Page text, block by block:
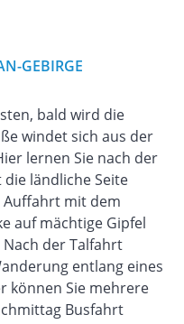
GEBIRGE
bald wird die
windet sich aus der
lernen Sie nach der
ländliche Seite
Auffahrt mit dem
auf mächtige Gipfel
der Talfahrt
entlang eines
können Sie mehrere
Busfahrt